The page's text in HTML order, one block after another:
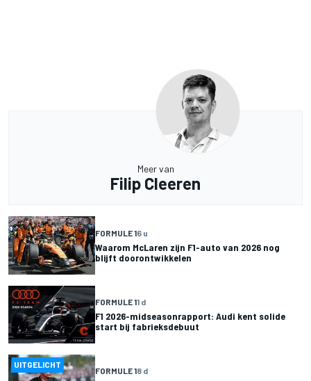
Meer van
Filip Cleeren
FORMULE 16 u
Waarom McLaren zijn F1-auto van 2026 nog
blijft doorontwikkelen
FORMULE 11 d
F1 2026-midseasonrapport: Audi kent solide
start bij fabrieksdebuut
UITGELICHT
FORMULE 18 d